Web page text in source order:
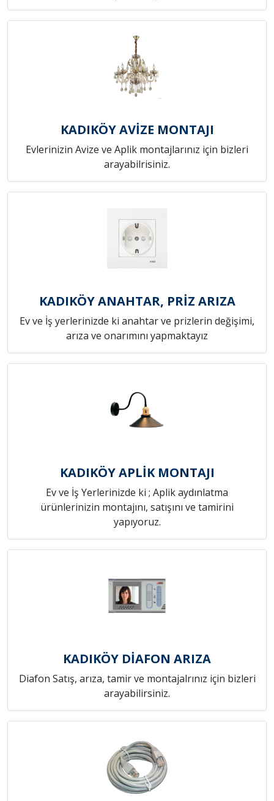
KADIKÖY AVİZE MONTAJI
Evlerinizin Avize ve Aplik montajlarınız için bizleri
arayabilrisiniz.
KADIKÖY ANAHTAR, PRİZ ARIZA
Ev ve İş yerlerinizde ki anahtar ve prizlerin değişimi,
arıza ve onarımını yapmaktayız
KADIKÖY APLİK MONTAJI
Ev ve İş Yerlerinizde ki ; Aplik aydınlatma
ürünlerinizin montajını, satışını ve tamirini
yapıyoruz.
KADIKÖY DİAFON ARIZA
Diafon Satış, arıza, tamir ve montajalrınız için bizleri
arayabilirsiniz.